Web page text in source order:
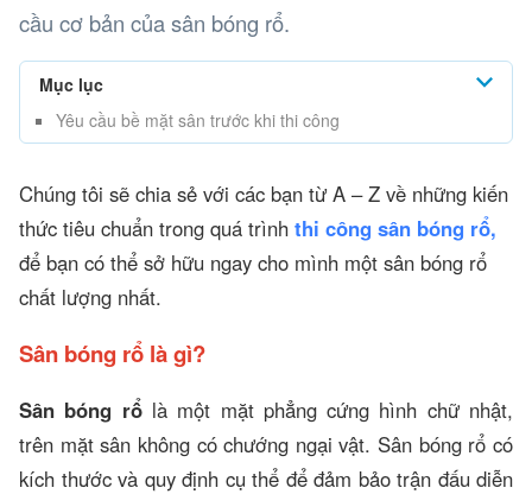
cầu cơ bản của sân bóng rổ.
Mục lục
Yêu cầu bề mặt sân trước khi thi công
Chúng tôi sẽ chia sẻ với các bạn từ A – Z về những kiến
thức tiêu chuẩn trong quá trình thi công sân bóng rổ,
để bạn có thể sở hữu ngay cho mình một sân bóng rổ
chất lượng nhất.
Sân bóng rổ là gì?
Sân bóng rổlà một mặt phẳng cứng hình chữ nhật,
trên mặt sân không có chướng ngại vật. Sân bóng rổ có
kích thước và quy định cụ thể để đảm bảo trận đấu diễn